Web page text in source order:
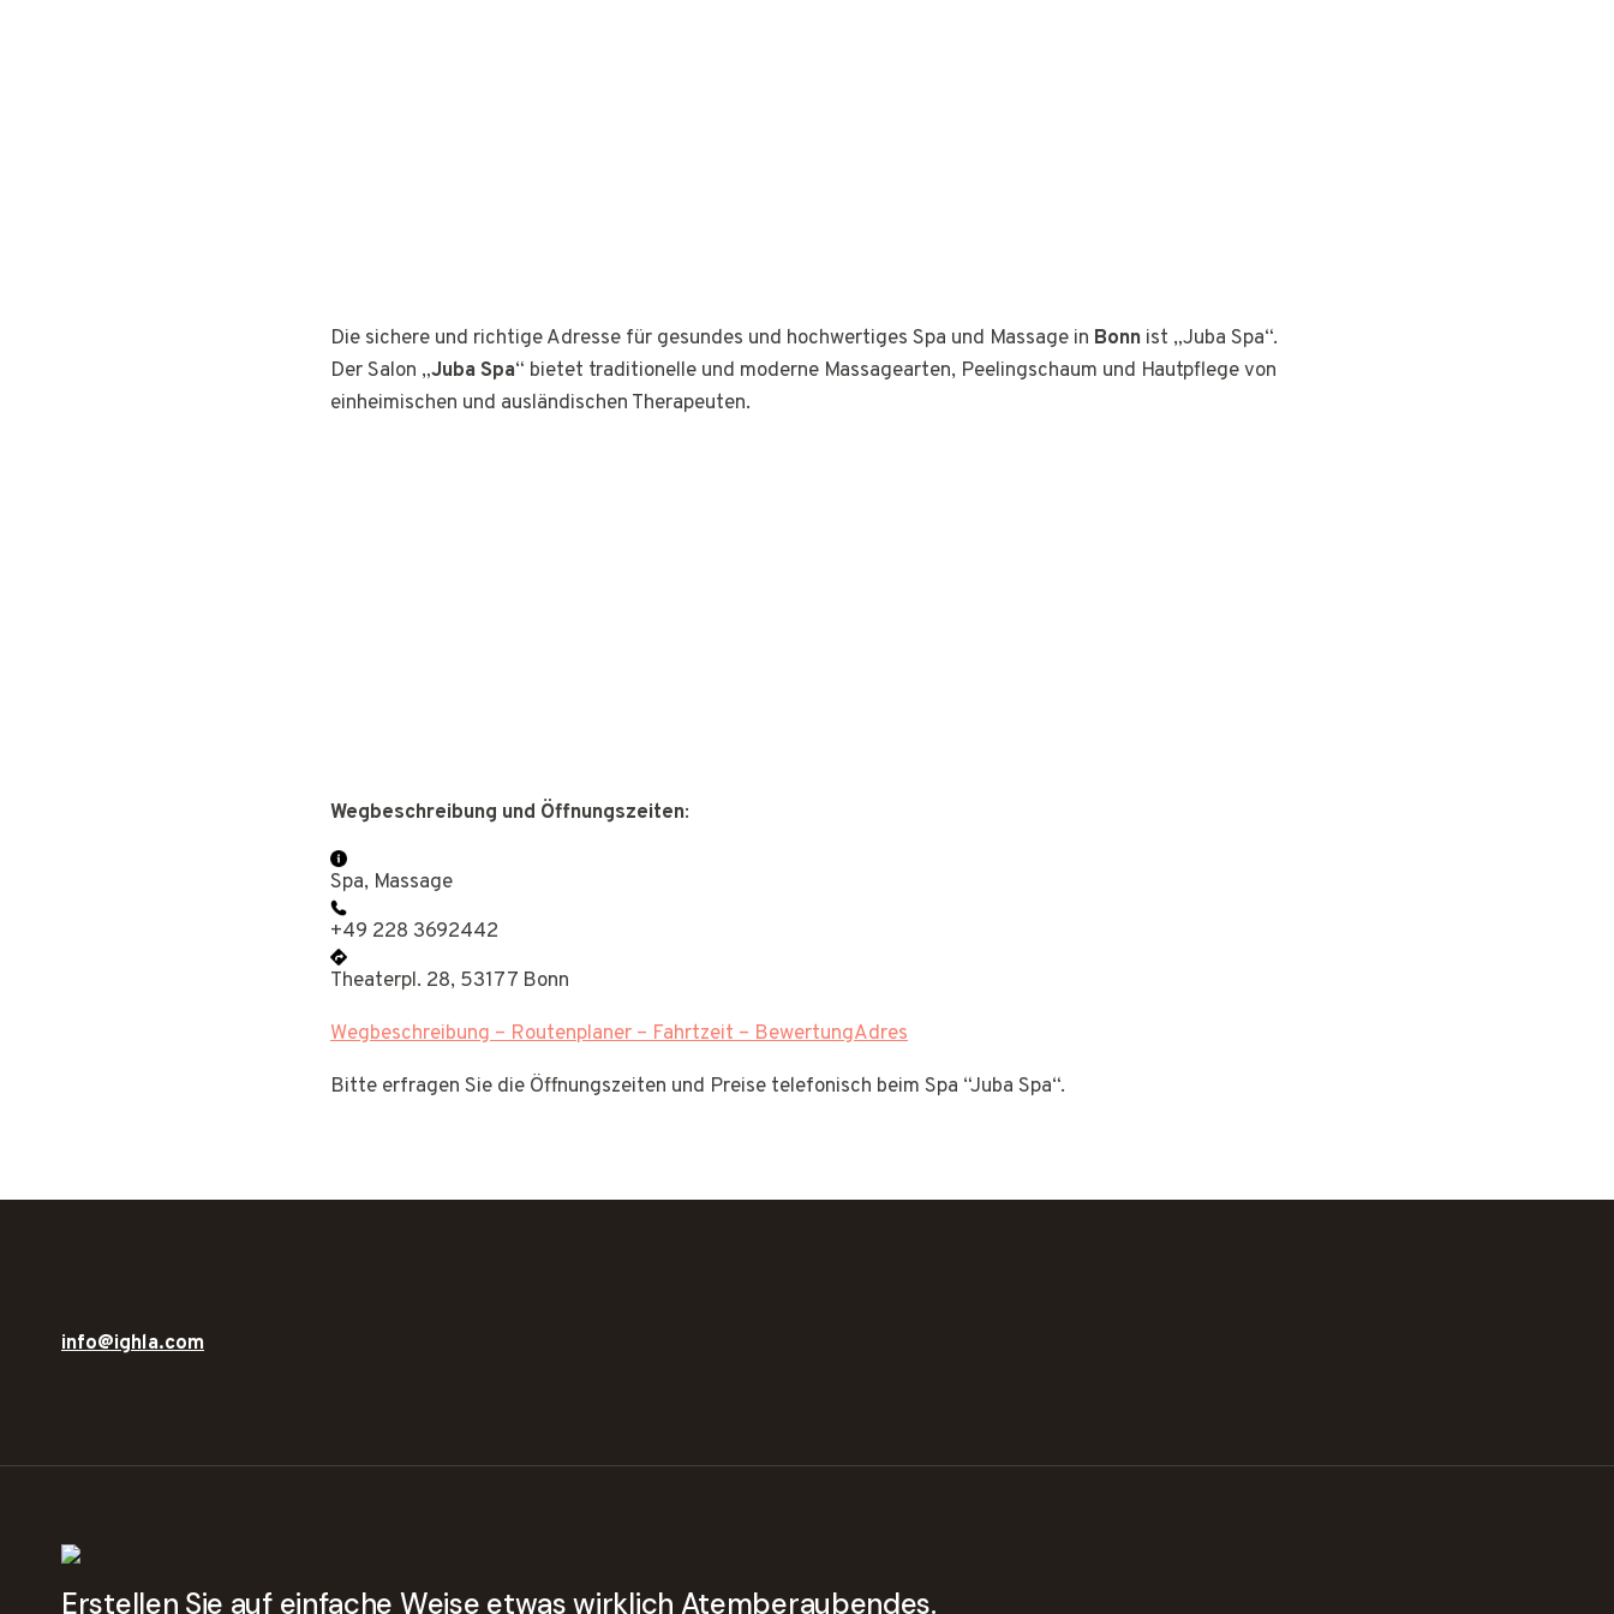
Die sichere und richtige Adresse für gesundes und hochwertiges Spa und Massage in Bonn ist „Juba Spa“.
Der Salon „Juba Spa“ bietet traditionelle und moderne Massagearten, Peelingschaum und Hautpflege von
einheimischen und ausländischen Therapeuten.
Wegbeschreibung und Öffnungszeiten:
Spa, Massage
+49 228 3692442
Theaterpl. 28, 53177 Bonn
Wegbeschreibung – Routenplaner – Fahrtzeit – BewertungAdres
Bitte erfragen Sie die Öffnungszeiten und Preise telefonisch beim Spa “Juba Spa“.
info@ighla.com
Erstellen Sie auf einfache Weise etwas wirklich Atemberaubendes.